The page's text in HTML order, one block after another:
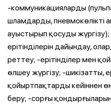
-коммуникацияларды
шламдарды, пневмокөлікті
ауыстырып қосуды
ерітінділерін дайындау,
реттеу; -ерітінділер мен
өлшеу жүргізу; -шикізатты,
қойыртпақтарды кейіннен
беру; -сорғы